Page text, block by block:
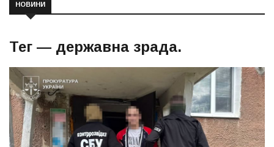
НОВИНИ
Тег — державна зрада.